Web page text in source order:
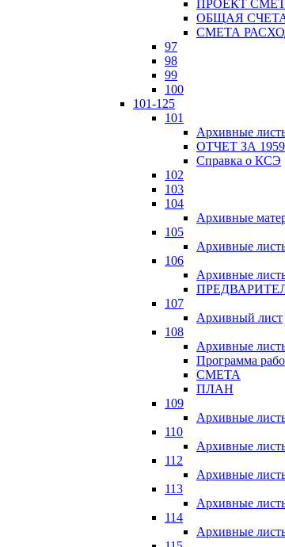
ПРОЕКТ
ОБЩАЯ
СМЕТА
97
98
99
100
101-125
101
Архивные
ОТЧЕТ ЗА 1959
Справка о КСЭ
102
103
104
Архивные
105
Архивные
106
Архивные
107
Архивный лист
108
Архивные
Программа
СМЕTA
ПЛАН
109
Архивные
110
Архивные
112
Архивные
113
Архивные
114
Архивные